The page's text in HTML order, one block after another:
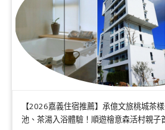
【2026嘉義住宿推薦】承億文旅桃城茶
池、茶湯入浴體驗！順遊檜意森活村親子